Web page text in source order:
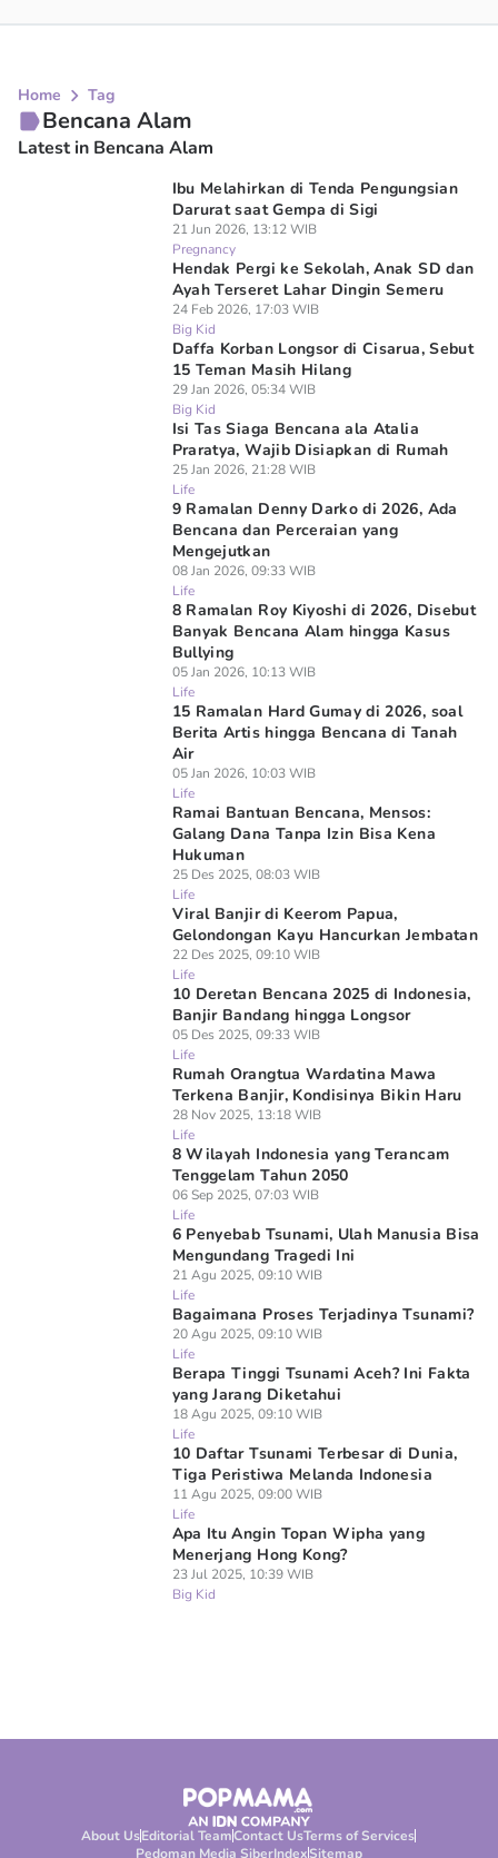
Home Tag
Bencana Alam
Latest in Bencana Alam
Ibu Melahirkan di Tenda Pengungsian
Darurat saat Gempa di Sigi
21 Jun 2026, 13:12 WIB
Pregnancy
Hendak Pergi ke Sekolah, Anak SD dan
Ayah Terseret Lahar Dingin Semeru
24 Feb 2026, 17:03 WIB
Big Kid
Daffa Korban Longsor di Cisarua, Sebut
15 Teman Masih Hilang
29 Jan 2026, 05:34 WIB
Big Kid
Isi Tas Siaga Bencana ala Atalia
Praratya, Wajib Disiapkan di Rumah
25 Jan 2026, 21:28 WIB
Life
9 Ramalan Denny Darko di 2026, Ada
Bencana dan Perceraian yang
Mengejutkan
08 Jan 2026, 09:33 WIB
Life
8 Ramalan Roy Kiyoshi di 2026, Disebut
Banyak Bencana Alam hingga Kasus
Bullying
05 Jan 2026, 10:13 WIB
Life
15 Ramalan Hard Gumay di 2026, soal
Berita Artis hingga Bencana di Tanah
Air
05 Jan 2026, 10:03 WIB
Life
Ramai Bantuan Bencana, Mensos:
Galang Dana Tanpa Izin Bisa Kena
Hukuman
25 Des 2025, 08:03 WIB
Life
Viral Banjir di Keerom Papua,
Gelondongan Kayu Hancurkan Jembatan
22 Des 2025, 09:10 WIB
Life
10 Deretan Bencana 2025 di Indonesia,
Banjir Bandang hingga Longsor
05 Des 2025, 09:33 WIB
Life
Rumah Orangtua Wardatina Mawa
Terkena Banjir, Kondisinya Bikin Haru
28 Nov 2025, 13:18 WIB
Life
8 Wilayah Indonesia yang Terancam
Tenggelam Tahun 2050
06 Sep 2025, 07:03 WIB
Life
6 Penyebab Tsunami, Ulah Manusia Bisa
Mengundang Tragedi Ini
21 Agu 2025, 09:10 WIB
Life
Bagaimana Proses Terjadinya Tsunami?
20 Agu 2025, 09:10 WIB
Life
Berapa Tinggi Tsunami Aceh? Ini Fakta
yang Jarang Diketahui
18 Agu 2025, 09:10 WIB
Life
10 Daftar Tsunami Terbesar di Dunia,
Tiga Peristiwa Melanda Indonesia
11 Agu 2025, 09:00 WIB
Life
Apa Itu Angin Topan Wipha yang
Menerjang Hong Kong?
23 Jul 2025, 10:39 WIB
Big Kid
About UsEditorial TeamContact UsTerms of Services
Pedoman Media SiberIndexSitemap